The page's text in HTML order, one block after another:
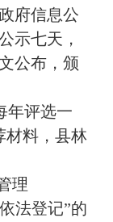
府信息公
示七天，
公布，颁
评选一
材料，县林
理
法登记”的